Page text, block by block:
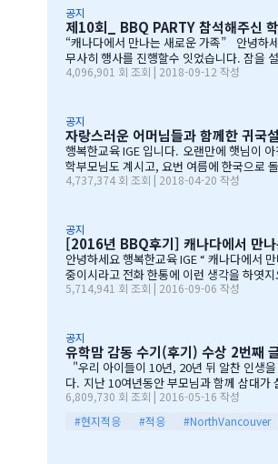
공지
제10회_ BBQ PARTY 참석해주신
“캐나다에서 만나는 새로운 가족” 안녕하세요, 제10회 BBQ Party 는 즐거우셧는지요? 많은 학부모님들께서 자리를 빛내주셔서 너무 감사합니다. 오전에 비가 와서 많이 걱정을 하엿지만, 다행이도 비가 않오지 않아서,
무사히 행사를 진행할수 잇었습니다. 잠을 설
BQ 파티는 WELCOME TO CANADA & WELCOME TO IGE 의미를 두고 있습니다. Q & A 에서 IGE 의 Motto 에 대해
4,096,901 회 조회 | 2018-09-12 작성
공지
자랑스러운 어머님들과 함께한 귀국
행복한교육 IGE 입니다. 오랜만에 햇님이
학부모님도 계시고, 요번 여름에 한국으로
기에 댓글이 27 이였지만, 참석해주시는 학
4,737,374 회 조회 | 2018-04-20 작성
공지
[2016년 BBQ후기] 캐나다에서 만
안녕하세요 행복한교육 IGE “ 캐나다에서 만나는 새로운 가족” 입니다. 제8회 IGE BBQ 파티에 참석해주신 모든 IGE 가족분들께 진심으로 감사드립니다. 오전에 비가 와서 걱정 또 걱정을 하였지만, 어느 어머님께서는 오시는
중이시라고 전화 한통에 이런 생각을 하엿지요~~ 한분이 오시던
청 교육감님들께서도 참석해주셧습니다.
5,714,941 회 조회 | 2016-09-06 작성
공지
유학맘 감동 수기(후기) 수상 2번째
"우리 아이들이 10년, 20년 뒤 알찬 인생을 살아갈 수 있는 밑거름이 될 수 있을까." 지난해 여름 9살짜리 아들
다. 지난 10여년동안 부모님과 함께 삼대가 살아왔기에 고민은 더욱 컸습니다. 가족이 떨어져 지내는 시간을 나이 드신 부모님들이 견디실 수 있을까 하는 점도 마음을 무겁게 했습니다. 하지만 부모님께서는 "아이들의 장래를
위해 맹모삼천지교(孟母三遷之敎, 맹자의 어머니가
6,809,730 회 조회 | 2016-05-16 작성
#현지적응
#적응 #NorthVancouver